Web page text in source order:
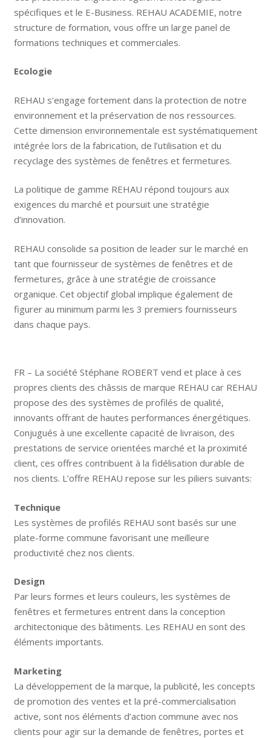
spécifiques et le E-Business. REHAU ACADEMIE, notre
structure de formation, vous offre un large panel de
formations techniques et commerciales.
Ecologie
REHAU s’engage fortement dans la protection de notre
environnement et la préservation de nos ressources.
Cette dimension environnementale est systématiquement
intégrée lors de la fabrication, de l’utilisation et du
recyclage des systèmes de fenêtres et fermetures.
La politique de gamme REHAU répond toujours aux
exigences du marché et poursuit une stratégie
d’innovation.
REHAU consolide sa position de leader sur le marché en
tant que fournisseur de systèmes de fenêtres et de
fermetures, grâce à une stratégie de croissance
organique. Cet objectif global implique également de
figurer au minimum parmi les 3 premiers fournisseurs
dans chaque pays.
FR – La société Stéphane ROBERT vend et place à ces
propres clients des châssis de marque REHAU car REHAU
propose des des systèmes de profilés de qualité,
innovants offrant de hautes performances énergétiques.
Conjugués à une excellente capacité de livraison, des
prestations de service orientées marché et la proximité
client, ces offres contribuent à la fidélisation durable de
nos clients. L’offre REHAU repose sur les piliers suivants:
Technique
Les systèmes de profilés REHAU sont basés sur une
plate-forme commune favorisant une meilleure
productivité chez nos clients.
Design
Par leurs formes et leurs couleurs, les systèmes de
fenêtres et fermetures entrent dans la conception
architectonique des bâtiments. Les REHAU en sont des
éléments importants.
Marketing
La développement de la marque, la publicité, les concepts
de promotion des ventes et la pré-commercialisation
active, sont nos éléments d’action commune avec nos
clients pour agir sur la demande de fenêtres, portes et